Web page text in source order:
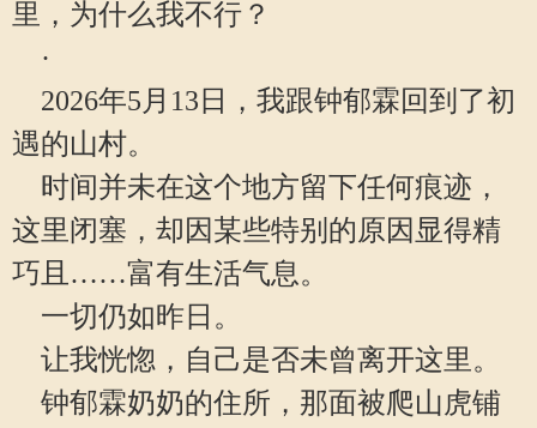
里，为什么我不行？
·
2026年5月13日，我跟钟郁霖回到了初
遇的山村。
时间并未在这个地方留下任何痕迹，
这里闭塞，却因某些特别的原因显得精
巧且……富有生活气息。
一切仍如昨日。
让我恍惚，自己是否未曾离开这里。
钟郁霖奶奶的住所，那面被爬山虎铺